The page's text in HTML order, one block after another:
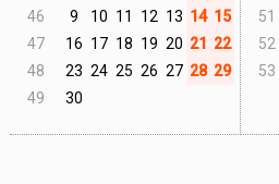
46
9 10 11 12 13 14 15
47
16 17 18 19 20 21
22
48
23 24 25 26 27 28 29
49
30
51
52
53